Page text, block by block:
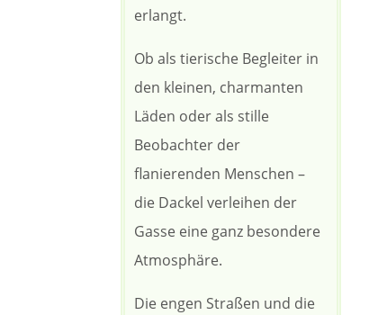
erlangt.
Ob als tierische Begleiter in
den kleinen, charmanten
Läden oder als stille
Beobachter der
flanierenden Menschen –
die Dackel verleihen der
Gasse eine ganz besondere
Atmosphäre.
Die engen Straßen und die